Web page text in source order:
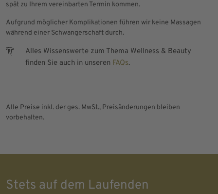
spät zu Ihrem vereinbarten Termin kommen.
Aufgrund möglicher Komplikationen führen wir keine Massagen
während einer Schwangerschaft durch.
Alles Wissenswerte zum Thema Wellness & Beauty
finden Sie auch in unseren FAQs.
Alle Preise inkl. der ges. MwSt., Preisänderungen bleiben
vorbehalten.
Stets auf dem Laufenden